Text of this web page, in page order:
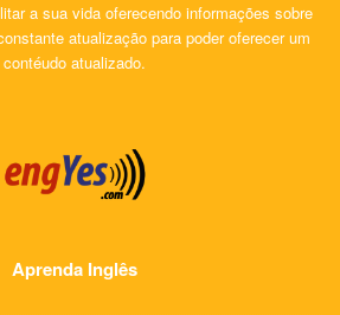
a sua vida oferecendo informações sobre
atualização para poder oferecer um
contéudo atualizado.
Aprenda Inglês